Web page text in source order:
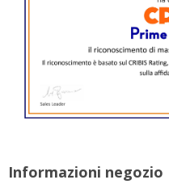
Informazioni negozio